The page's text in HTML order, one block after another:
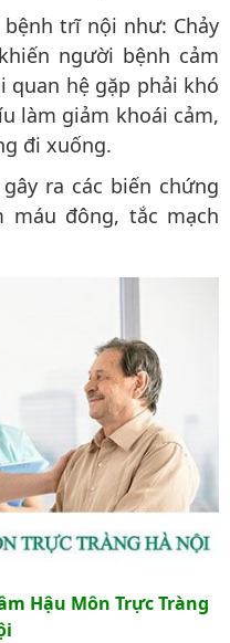
trĩ nội như: Chảy
người bệnh cảm
quan hệ gặp phải khó
làm giảm khoái cảm,
đi xuống.
ra các biến chứng
máu đông, tắc mạch
Hậu Môn Trực Tràng